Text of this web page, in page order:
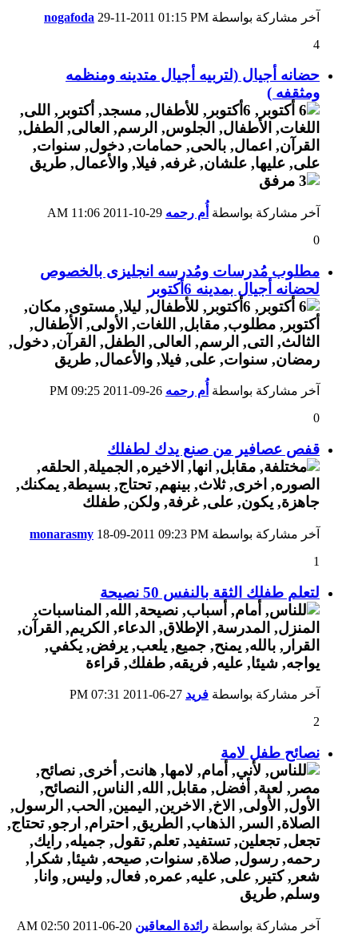
آخر مشاركة بواسطة nogafoda 29-11-2011 01:15 PM
4
حضانه أجيال (لتربيه أجيال متدينه ومنظمه
ومثقفه )
آخر مشاركة بواسطة أُم رحمه
11:06 AM
0
مطلوب مُدرسات ومُدرسه انجليزى بالخصوص
لحضانه أجيال بمدينه 6أكتوبر
آخر مشاركة بواسطة أُم رحمه
09:25 PM
0
قفص عصافير من صنع يدك لطفلك
آخر مشاركة بواسطة monarasmy 18-09-2011 09:23 PM
1
لتعلم طفلك الثقة بالنفس 50 نصيحة
آخر مشاركة بواسطة فريد
07:31 PM
2
نصائح طفل لامة
آخر مشاركة بواسطة رائدة المعاقين 02:50 AM